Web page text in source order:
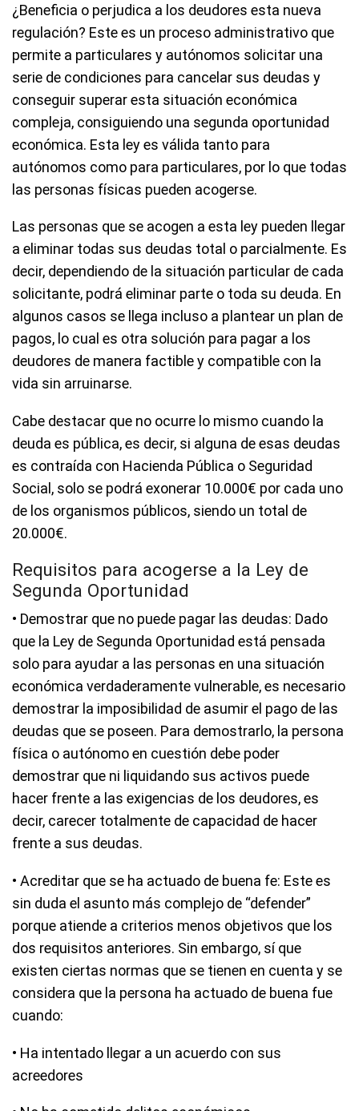
¿Beneficia o perjudica a los deudores esta nueva
regulación? Este es un proceso administrativo que
permite a particulares y autónomos solicitar una
serie de condiciones para cancelar sus deudas y
conseguir superar esta situación económica
compleja, consiguiendo una segunda oportunidad
económica. Esta ley es válida tanto para
autónomos como para particulares, por lo que todas
las personas físicas pueden acogerse.
Las personas que se acogen a esta ley pueden llegar
a eliminar todas sus deudas total o parcialmente. Es
decir, dependiendo de la situación particular de cada
solicitante, podrá eliminar parte o toda su deuda. En
algunos casos se llega incluso a plantear un plan de
pagos, lo cual es otra solución para pagar a los
deudores de manera factible y compatible con la
vida sin arruinarse.
Cabe destacar que no ocurre lo mismo cuando la
deuda es pública, es decir, si alguna de esas deudas
es contraída con Hacienda Pública o Seguridad
Social, solo se podrá exonerar 10.000€ por cada uno
de los organismos públicos, siendo un total de
20.000€.
Requisitos para acogerse a la Ley de
Segunda Oportunidad
• Demostrar que no puede pagar las deudas: Dado
que la Ley de Segunda Oportunidad está pensada
solo para ayudar a las personas en una situación
económica verdaderamente vulnerable, es necesario
demostrar la imposibilidad de asumir el pago de las
deudas que se poseen. Para demostrarlo, la persona
física o autónomo en cuestión debe poder
demostrar que ni liquidando sus activos puede
hacer frente a las exigencias de los deudores, es
decir, carecer totalmente de capacidad de hacer
frente a sus deudas.
• Acreditar que se ha actuado de buena fe: Este es
sin duda el asunto más complejo de “defender”
porque atiende a criterios menos objetivos que los
dos requisitos anteriores. Sin embargo, sí que
existen ciertas normas que se tienen en cuenta y se
considera que la persona ha actuado de buena fue
cuando:
• Ha intentado llegar a un acuerdo con sus
acreedores